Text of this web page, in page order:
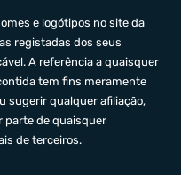
e logótipos no site da
registadas dos seus
A referência a quaisquer
tem fins meramente
sugerir qualquer afiliação,
parte de quaisquer
de terceiros.